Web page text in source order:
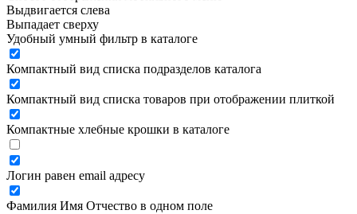
Выдвигается слева
Выпадает сверху
Удобный умный фильтр в каталоге
Компактный вид списка подразделов каталога
Компактный вид списка товаров при отображении плиткой
Компактные хлебные крошки в каталоге
Логин равен email адресу
Фамилия Имя Отчество в одном поле